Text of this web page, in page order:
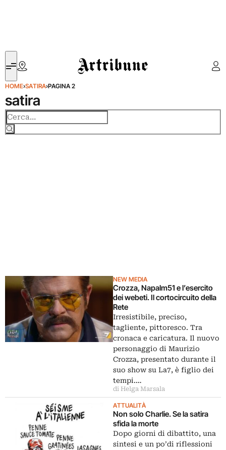
Artribune
HOME›SATIRA›PAGINA 2
satira
NEW MEDIA
Crozza, Napalm51 e l’esercito
dei webeti. Il cortocircuito della
Rete
Irresistibile, preciso,
tagliente, pittoresco. Tra
cronaca e caricatura. Il nuovo
personaggio di Maurizio
Crozza, presentato durante il
suo show su La7, è figlio dei
tempi.…
di Helga Marsala
ATTUALITÀ
Non solo Charlie. Se la satira
sfida la morte
Dopo giorni di dibattito, una
sintesi e un po’di riflessioni